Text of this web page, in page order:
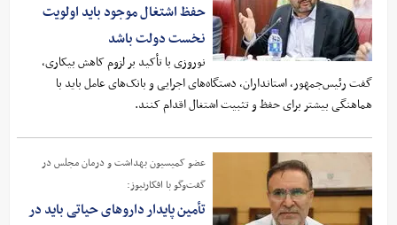
حفظ اشتغال موجود باید اولویت
نخست دولت باشد
نوروزی با تأکید بر لزوم کاهش بیکاری،
گفت رئیس‌جمهور، استانداران، دستگاه‌های اجرایی و بانک‌های عامل باید با
هماهنگی بیشتر برای حفظ و تثبیت اشتغال اقدام کنند.
عضو کمیسیون بهداشت و درمان مجلس در
گفت‌وگو با افکارنیوز:
تأمین پایدار داروهای حیاتی باید در